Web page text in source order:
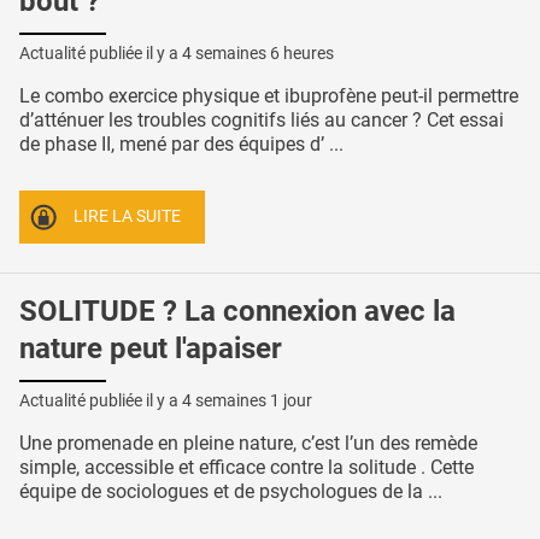
Actualité publiée il y a 4 semaines 6 heures
Le combo exercice physique et ibuprofène peut-il permettre
d’atténuer les troubles cognitifs liés au cancer ? Cet essai
de phase II, mené par des équipes d’ ...
LIRE LA SUITE
SOLITUDE ? La connexion avec la
nature peut l'apaiser
Actualité publiée il y a 4 semaines 1 jour
Une promenade en pleine nature, c’est l’un des remède
simple, accessible et efficace contre la solitude . Cette
équipe de sociologues et de psychologues de la ...